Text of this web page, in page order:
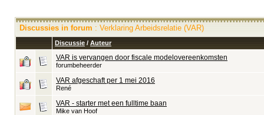
Discussies in forum : Verklaring Arbeidsrelatie (VAR)
Discussie / Auteur
VAR is vervangen door fiscale modelovereenkomsten
forumbeheerder
VAR afgeschaft per 1 mei 2016
René
VAR - starter met een fulltime baan
Mike van Hoof